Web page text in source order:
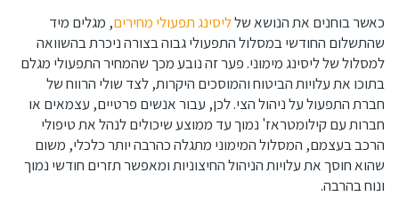
כאשר בוחנים את הנושא שלליסינג תפעולי מחירים, מגלים מיד
שהתשלום החודשי במסלול התפעולי גבוה בצורה ניכרת בהשוואה
למסלול של ליסינג מימוני. פער זה נובע מכך שהמחיר התפעולי מגלם
בתוכו את עלויות הביטוח והמוסכים היקרות, לצד שולי הרווח של
חברת התפעול על ניהול הצי. לכן, עבור אנשים פרטיים, עצמאים או
חברות עם קילומטראז' נמוך עד ממוצע שיכולים לנהל את טיפולי
הרכב בעצמם, המסלול המימוני מתגלה כהרבה יותר כלכלי, משום
שהוא חוסך את עלויות הניהול החיצוניות ומאפשר תזרים חודשי נמוך
ונוח בהרבה.